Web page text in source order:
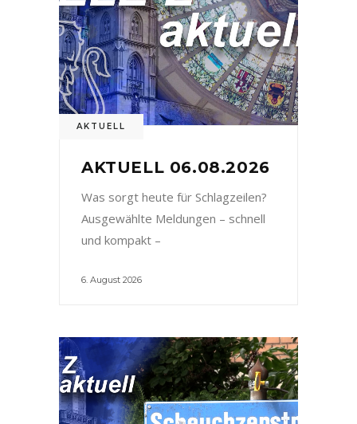
AKTUELL
AKTUELL 06.08.2026
Was sorgt heute für Schlagzeilen?
Ausgewählte Meldungen – schnell
und kompakt –
6. August 2026